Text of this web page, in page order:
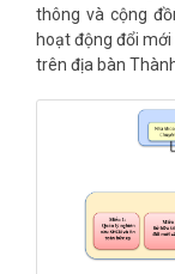
thông và cộng
hoạt động đổi
trên địa bàn